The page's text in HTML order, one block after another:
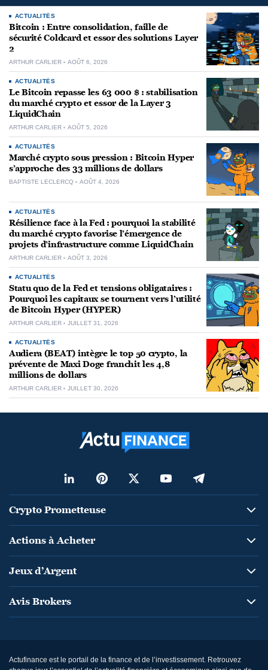
ACTUALITÉS
Bitcoin : Entre consolidation, faille de
sécurité Coldcard et essor des solutions Layer
2
ARTHUR CARLIER AOÛT 6, 2026
ACTUALITÉS
Le Bitcoin repasse les 63 000 $ : stabilisation
du marché crypto et essor de la Layer 3
LiquidChain
ARTHUR CARLIER AOÛT 5, 2026
ACTUALITÉS
Marché crypto sous pression : Bitcoin Hyper
s’approche des 33 millions de dollars
BAPTISTE LECLERCQ AOÛT 4, 2026
ACTUALITÉS
Résilience face à la Fed : pourquoi la stabilité
du marché crypto favorise l’émergence de
projets d’infrastructure comme LiquidChain
ARTHUR CARLIER AOÛT 3, 2026
ACTUALITÉS
Statu quo de la Fed et tensions obligataires :
Pourquoi les capitaux se tournent vers l’utilité
de Bitcoin Hyper (HYPER)
ARTHUR CARLIER JUILLET 31, 2026
ACTUALITÉS
Audiera (BEAT) intègre le top 50 crypto, la
prévente de Maxi Doge franchit les 4,8
millions de dollars
ARTHUR CARLIER JUILLET 30, 2026
Crypto Prometteuse
Actions à Acheter
Jeux d’Argent
Avis Brokers
Actufinance est le portail de la finance et de l’investissement. Retrouvez